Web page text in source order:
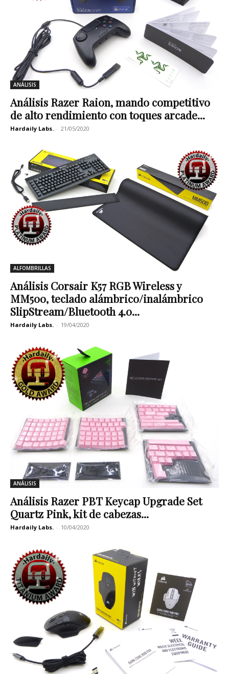
ANÁLISIS
Análisis Razer Raion, mando competitivo
de alto rendimiento con toques arcade...
Hardaily Labs. - 21/05/2020
ALFOMBRILLAS
Análisis Corsair K57 RGB Wireless y
MM500, teclado alámbrico/inalámbrico
SlipStream/Bluetooth 4.0...
Hardaily Labs. - 19/04/2020
ANÁLISIS
Análisis Razer PBT Keycap Upgrade Set
Quartz Pink, kit de cabezas...
Hardaily Labs. - 10/04/2020